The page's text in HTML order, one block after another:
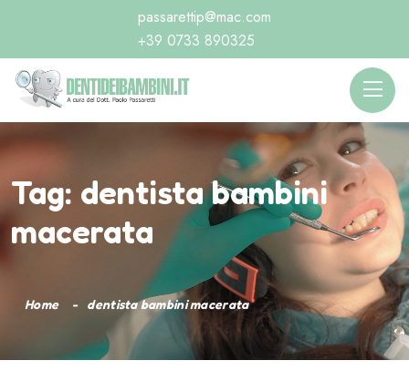
passarettip@mac.com
+39 0733 890325
Tag: dentista bambini
macerata
Home dentista bambini macerata